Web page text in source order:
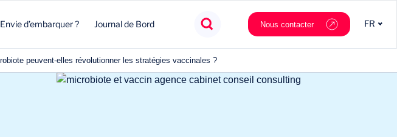
Envie d’embarquer ? Journal de Bord Nous contacter FR
peuvent-elles révolutionner les stratégies vaccinales ?